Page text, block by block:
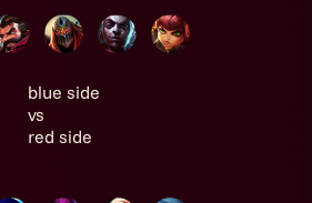
blue side
vs
red side